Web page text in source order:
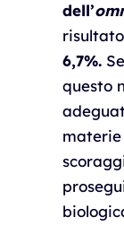
dell’
6,7%.
questo